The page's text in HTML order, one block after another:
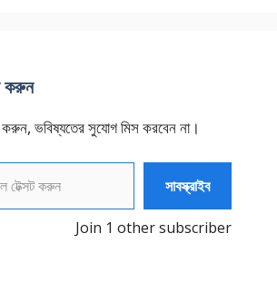
করুন
ভবিষ্যতের সুযোগ মিস করবেন না।
সাবস্ক্রাইব
Join 1 other subscriber